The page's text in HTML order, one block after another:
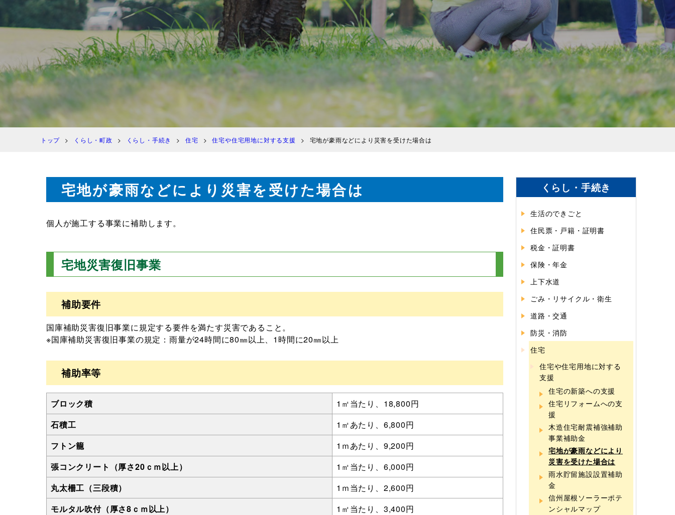
トップ くらし・町政 くらし・手続き 住宅 住宅や住宅用地に対する支援 宅地が豪雨などにより災害を受けた場合は
宅地が豪雨などにより災害を受けた場合は
個人が施工する事業に補助します。
宅地災害復旧事業
補助要件
国庫補助災害復旧事業に規定する要件を満たす災害であること。
※国庫補助災害復旧事業の規定：雨量が24時間に80㎜以上、1時間に20㎜以上
補助率等
ブロック積
1㎡当たり、18,800円
石積工
1㎡あたり、6,800円
フトン籠
1ｍあたり、9,200円
張コンクリート（厚さ20ｃｍ以上）
1㎡当たり、6,000円
丸太柵工（三段積）
1ｍ当たり、2,600円
モルタル吹付（厚さ8ｃｍ以上）
1㎡当たり、3,400円
くらし・手続き
生活のできごと
住民票・戸籍・証明書
税金・証明書
保険・年金
上下水道
ごみ・リサイクル・衛生
道路・交通
防災・消防
住宅
住宅や住宅用地に対する
支援
住宅の新築への支援
住宅リフォームへの支
援
木造住宅耐震補強補助
事業補助金
宅地が豪雨などにより
災害を受けた場合は
雨水貯留施設設置補助
金
信州屋根ソーラーポテ
ンシャルマップ